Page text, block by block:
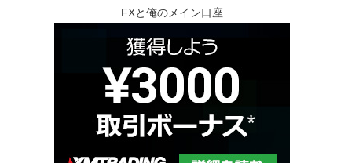
FXと俺のメイン口座